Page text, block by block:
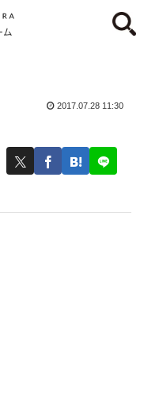
2017.07.28 11:30